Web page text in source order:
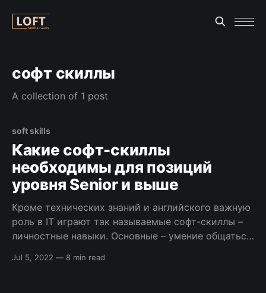
софт скиллы
A collection of 1 post
soft skills
Какие софт-скиллы
необходимы для позиций
уровня Senior и выше
Кроме технических знаний и английского важную
роль в IT играют так называемые софт-скиллы –
личностные навыки. Основные – умение общаться
на позициях до уровня Senior, а вот начиная с
Jul 5, 2022 — 8 min read